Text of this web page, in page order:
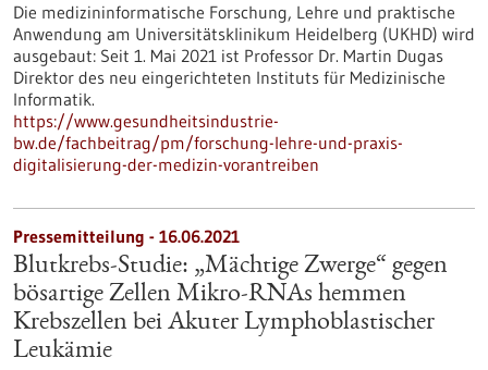
Die medizininformatische Forschung, Lehre und praktische
Anwendung am Universitätsklinikum Heidelberg (UKHD) wird
ausgebaut: Seit 1. Mai 2021 ist Professor Dr. Martin Dugas
Direktor des neu eingerichteten Instituts für Medizinische
Informatik.
https://www.gesundheitsindustrie-
bw.de/fachbeitrag/pm/forschung-lehre-und-praxis-
digitalisierung-der-medizin-vorantreiben
Pressemitteilung - 16.06.2021
Blutkrebs-Studie: „Mächtige Zwerge“ gegen
bösartige Zellen Mikro-RNAs hemmen
Krebszellen bei Akuter Lymphoblastischer
Leukämie